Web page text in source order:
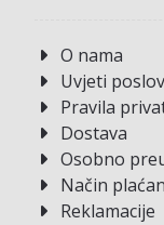
O nama
Uvjeti
Pravila
Dostava
Osobno
Način
Reklamacije